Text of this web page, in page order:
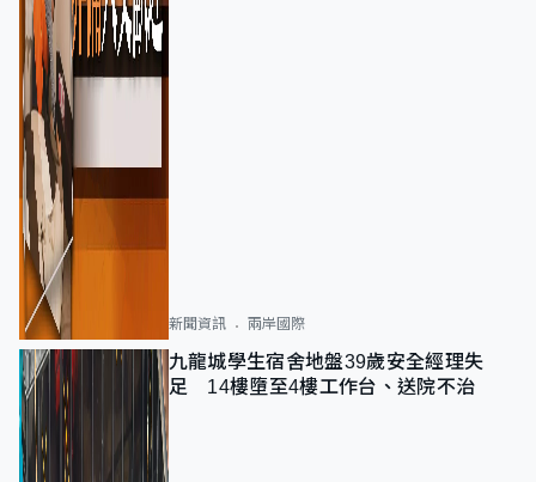
新聞資訊 兩岸國際
九龍城學生宿舍地盤39歲安全經理失
足 14樓墮至4樓工作台、送院不治